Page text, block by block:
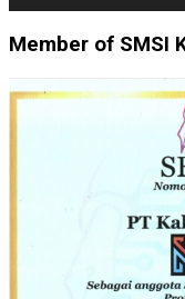
Member of SMSI